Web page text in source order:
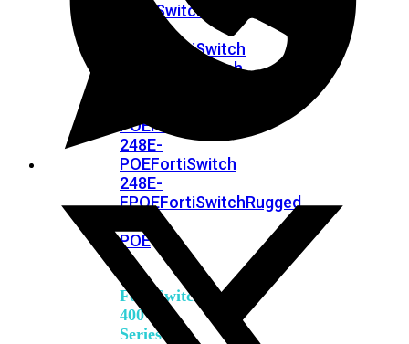
FortiSwitch
FortiSwitch
FortiSwitch
POEFortiSwitch
248E-
POEFortiSwitch
248E-
FPOEFortiSwitchRugged
POE
FortiSwitch
400
Series